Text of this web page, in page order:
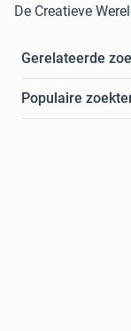
De Creatieve
Gerelateerde
Populaire